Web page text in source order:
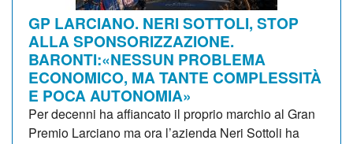
GP LARCIANO. NERI SOTTOLI, STOP
ALLA SPONSORIZZAZIONE.
BARONTI:«NESSUN PROBLEMA
ECONOMICO, MA TANTE COMPLESSITÀ
E POCA AUTONOMIA»
Per decenni ha affiancato il proprio marchio al Gran
Premio Larciano ma ora l’azienda Neri Sottoli ha